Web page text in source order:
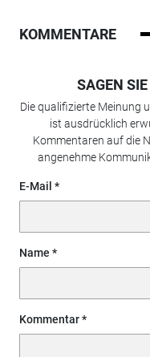
KOMMENTARE
SAGEN
Die qualifizierte Meinung
ist ausdrücklich
Kommentaren auf die
angenehme
E-Mail
Name
Kommentar